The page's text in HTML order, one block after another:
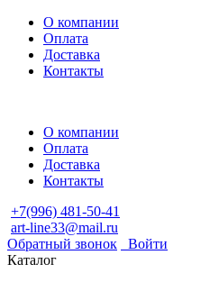
О компании
Оплата
Доставка
Контакты
О компании
Оплата
Доставка
Контакты
+7(996) 481-50-41
art-line33@mail.ru
Обратный звонок
Войти
Каталог